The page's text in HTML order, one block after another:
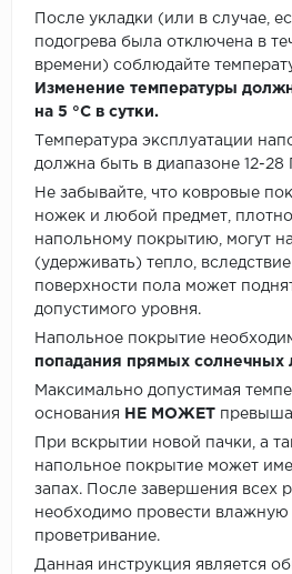
После укладки (или в случае,
подогрева была отключена в
времени) соблюдайте
Изменение температуры
на 5 °C в сутки.
Температура эксплуатации
должна быть в диапазоне 12-28
Не забывайте, что ковровые
ножек и любой предмет,
напольному покрытию, могут
(удерживать) тепло,
поверхности пола может
допустимого уровня.
Напольное покрытие
попадания прямых солнечных
Максимально допустимая
основания
НЕ МОЖЕТ
При вскрытии новой пачки, а
напольное покрытие может
запах. После завершения всех
необходимо провести влажную
проветривание.
Данная инструкция является